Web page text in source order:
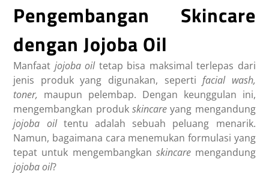
Pengembangan Skincare
dengan Jojoba Oil
Manfaat jojoba oil tetap bisa maksimal terlepas dari
jenis produk yang digunakan, sepertifacial wash,
toner, maupun pelembap. Dengan keunggulan ini,
mengembangkan produk skincareyang mengandung
jojoba oil tentu adalah sebuah peluang menarik.
Namun, bagaimana cara menemukan formulasi yang
tepat untuk mengembangkan skincare mengandung
jojoba oil?